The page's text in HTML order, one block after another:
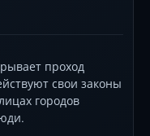
проход
свои законы
городов